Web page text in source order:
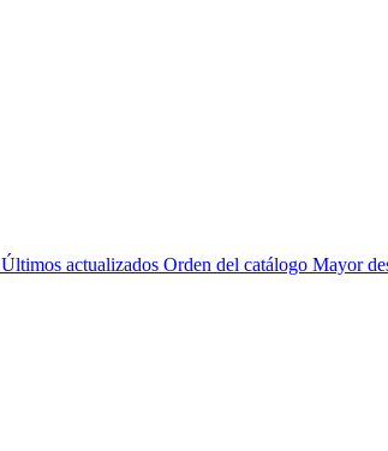
Últimos actualizados Orden del catálogo Mayor